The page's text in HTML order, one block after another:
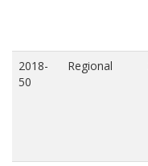
2018-
50
Regional